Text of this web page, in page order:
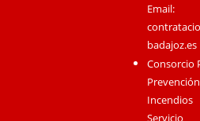
Email:
badajoz.es
Consorcio
Incendios